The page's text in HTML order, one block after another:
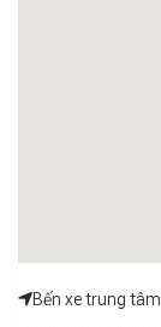
Bến xe trung